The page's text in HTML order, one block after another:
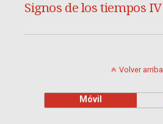
Signos de los tiempos IV
Volver arriba
Móvil